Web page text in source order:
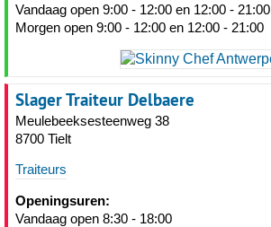
Vandaag open 9:00 - 12:00 en 12:00 - 21:00
Morgen open 9:00 - 12:00 en 12:00 - 21:00
Slager Traiteur Delbaere
Meulebeeksesteenweg 38
8700 Tielt
Traiteurs
Openingsuren:
Vandaag open 8:30 - 18:00